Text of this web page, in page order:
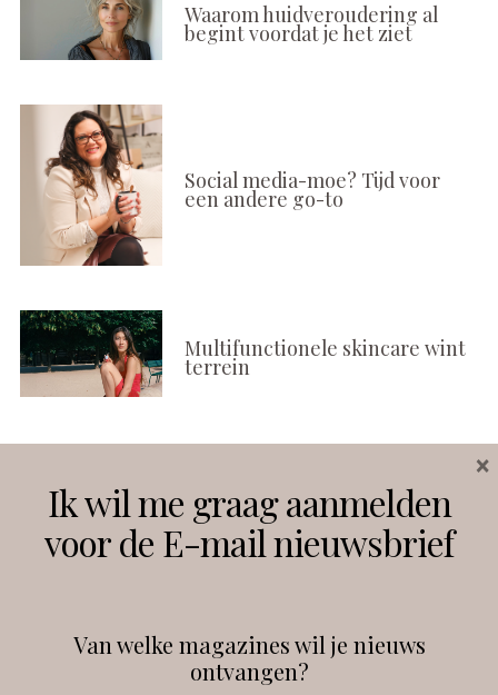
Waarom huidveroudering al
begint voordat je het ziet
Social media-moe? Tijd voor
een andere go-to
Multifunctionele skincare wint
terrein
Instagram Facebook
debeautyprofessional
Ik wil me graag aanmelden
voor de E-mail nieuwsbrief
Van welke magazines wil je nieuws
ontvangen?
×